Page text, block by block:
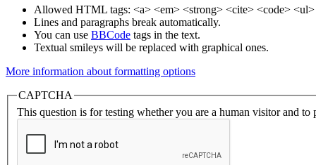
Allowed HTML tags: <a> <em> <strong> <cite> <code>
Lines and paragraphs break automatically.
You can use BBCode tags in the text.
Textual smileys will be replaced with graphical ones.
More information about formatting options
CAPTCHA
This question is for testing whether you are a human visitor and to